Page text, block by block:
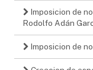
Imposicion de
Rodolfo Adán
Imposicion de